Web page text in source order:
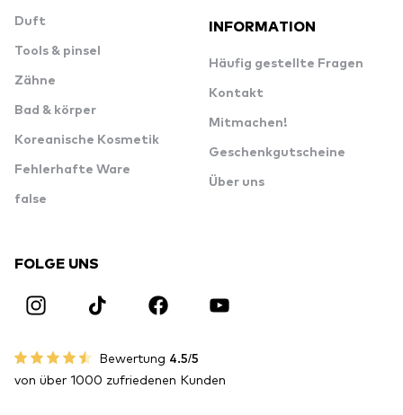
Duft
Tools & pinsel
Zähne
Bad & körper
Koreanische Kosmetik
Fehlerhafte Ware
false
INFORMATION
Häufig gestellte Fragen
Kontakt
Mitmachen!
Geschenkgutscheine
Über uns
FOLGE UNS
Bewertung 4.5/5
von über 1000 zufriedenen Kunden